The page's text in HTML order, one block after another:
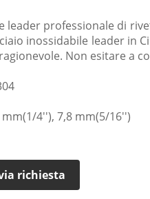
leader professionale di
inossidabile leader in
Non esitare a
4''), 7,8 mm(5/16'')
richiesta